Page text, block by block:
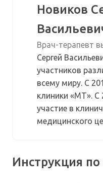
Новиков
Врач-терапевт
Сергей
участников
всему миру. С
клиники «МТ». С
участие в
медицинского
Инструкция